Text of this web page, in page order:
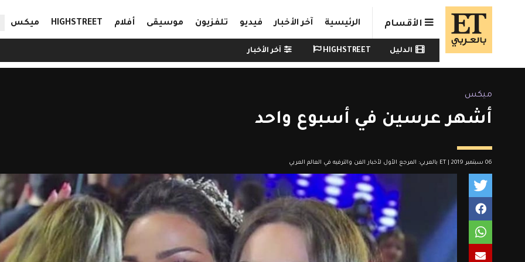
Skip to main content
الأقسام الرئيسية آخر الأخبار فيديو تلفزيون موسيقى أفلام HIGHSTREET ميكس
Watch menu
الدليل HIGHSTREET آخر الأخبار
ميكس
أشهر عرسين في أسبوع واحد
06 سبتمبر 2019 | ET بالعربي: المرجع الأول لأخبار الفن والترفيه في العالم العربي